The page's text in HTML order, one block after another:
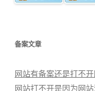
备案文章
网站有备案还是打不开
网站打不开是因为网站